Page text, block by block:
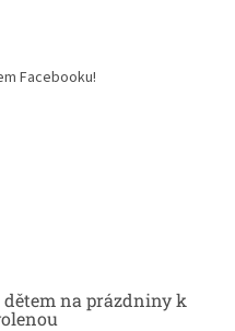
Facebooku!
dětem na prázdniny k